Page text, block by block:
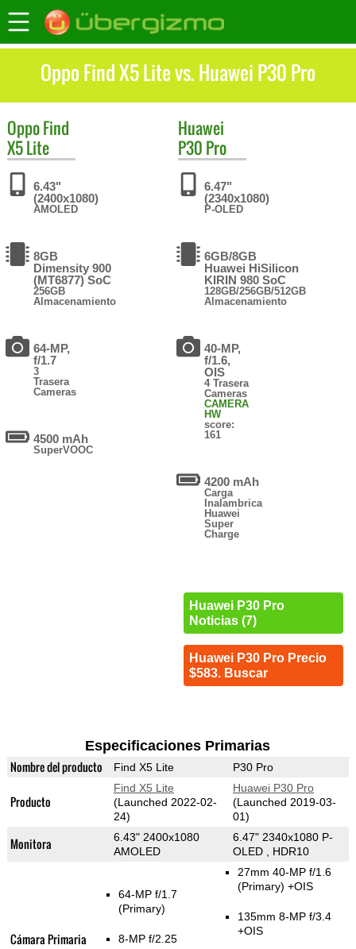
Oppo Find X5 Lite vs. Huawei P30 Pro
OppoFind
X5 Lite
6.43"
(2400x1080)
AMOLED
8GB
Dimensity 900
(MT6877) SoC
256GB
Almacenamiento
64-MP,
f/1.7
3
Trasera
Cameras
4500 mAh
SuperVOOC
Huawei
P30 Pro
6.47"
(2340x1080)
P-OLED
6GB/8GB
Huawei HiSilicon
KIRIN 980 SoC
128GB/256GB/512GB
Almacenamiento
40-MP,
f/1.6,
OIS
4 Trasera
Cameras
CAMERA
HW
score:
161
4200 mAh
Carga
Inalambrica
Huawei
Super
Charge
Huawei P30 Pro
Noticias (7)
Huawei P30 Pro Precio
$583. Buscar
Especificaciones Primarias
Nombre del producto Find X5 Lite P30 Pro
Producto
Find X5 Lite
(Launched 2022-02-
24)
Huawei P30 Pro
(Launched 2019-03-
01)
Monitora
6.43" 2400x1080
AMOLED
6.47" 2340x1080 P-
OLED , HDR10
Cámara Primaria
64-MP f/1.7
(Primary)
8-MP f/2.25
27mm 40-MP f/1.6
(Primary) +OIS
135mm 8-MP f/3.4
+OIS